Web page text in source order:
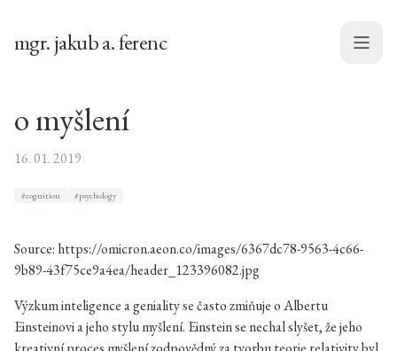
mgr. jakub a. ferenc Menu
o myšlení
16. 01. 2019
#cognition #psychology
Source: https://omicron.aeon.co/images/6367dc78-9563-4c66-
9b89-43f75ce9a4ea/header_123396082.jpg
Výzkum inteligence a geniality se často zmiňuje o Albertu
Einsteinovi a jeho stylu myšlení. Einstein se nechal slyšet, že jeho